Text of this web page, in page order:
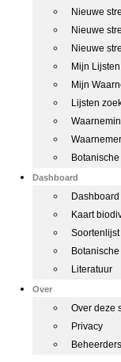
Nieuwe
Nieuwe
Nieuwe
Mijn Lijsten
Mijn
Lijsten
Dashboard
Dashboard
Kaart
Literatuur
Over
Over deze
Privacy